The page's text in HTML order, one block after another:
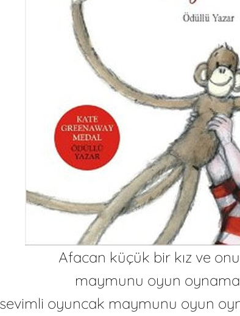
Afacan küçük bir kız ve
maymunu oyun
oyuncak maymunu oyun